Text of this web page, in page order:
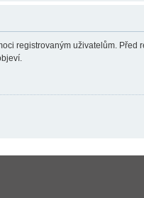
registrovaným uživatelům. Před